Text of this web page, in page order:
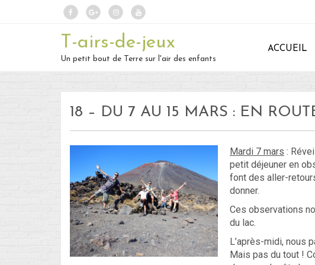
T-airs-de-jeux
Un petit bout de Terre sur l'air des enfants
ACCUEIL
18 – DU 7 AU 15 MARS : EN
Mardi 7 mars :
petit déjeuner en
font des aller-
donner.
Ces observations
du lac.
L’après-midi, nous
Mais pas du tout !